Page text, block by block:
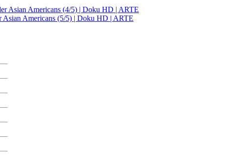
Asian Americans (4/5) | Doku HD | ARTE
Americans (5/5) | Doku HD | ARTE